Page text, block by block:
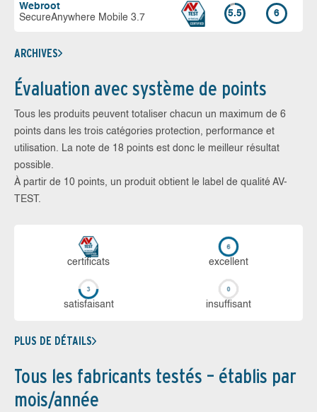
Webroot
SecureAnywhere Mobile 3.7
5.5 6
ARCHIVES
Évaluation avec système de points
Tous les produits peuvent totaliser chacun un maximum de 6
points dans les trois catégories protection, performance et
utilisation. La note de 18 points est donc le meilleur résultat
possible.
À partir de 10 points, un produit obtient le label de qualité AV-
TEST.
certi­ficats ex­cellent
sa­tis­fai­sant in­suf­fi­sant
PLUS DE DÉTAILS
Tous les fabricants testés – établis par
mois/année